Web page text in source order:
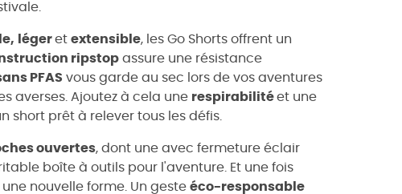
légeret extensible, les Go Shorts offrent un
ripstop assure une résistance
PFAS vous garde au sec lors de vos aventures
averses. Ajoutez à cela une respirabilitéet une
short prêt à relever tous les défis.
ouvertes, dont une avec fermeture éclair
boîte à outils pour l'aventure. Et une fois
nouvelle forme. Un geste éco-responsable